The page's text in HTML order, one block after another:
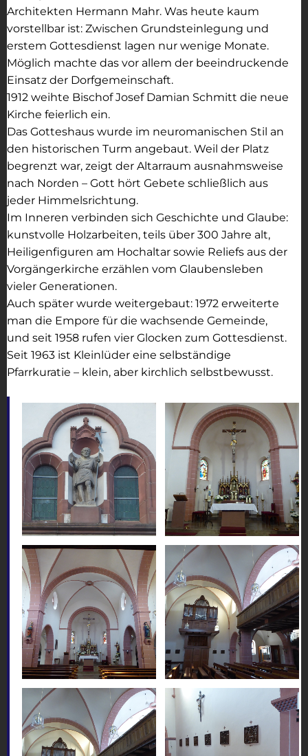
Architekten Hermann Mahr. Was heute kaum
vorstellbar ist: Zwischen Grundsteinlegung und
erstem Gottesdienst lagen nur wenige Monate.
Möglich machte das vor allem der beeindruckende
Einsatz der Dorfgemeinschaft.
1912 weihte Bischof Josef Damian Schmitt die neue
Kirche feierlich ein.
Das Gotteshaus wurde im neuromanischen Stil an
den historischen Turm angebaut. Weil der Platz
begrenzt war, zeigt der Altarraum ausnahmsweise
nach Norden – Gott hört Gebete schließlich aus
jeder Himmelsrichtung.
Im Inneren verbinden sich Geschichte und Glaube:
kunstvolle Holzarbeiten, teils über 300 Jahre alt,
Heiligenfiguren am Hochaltar sowie Reliefs aus der
Vorgängerkirche erzählen vom Glaubensleben
vieler Generationen.
Auch später wurde weitergebaut: 1972 erweiterte
man die Empore für die wachsende Gemeinde,
und seit 1958 rufen vier Glocken zum Gottesdienst.
Seit 1963 ist Kleinlüder eine selbständige
Pfarrkuratie – klein, aber kirchlich selbstbewusst.